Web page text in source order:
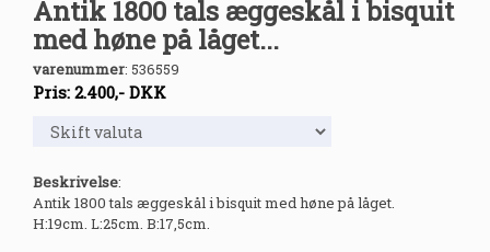
Antik 1800 tals æggeskål i bisquit
med høne på låget...
varenummer: 536559
Pris: 2.400,- DKK
Beskrivelse:
Antik 1800 tals æggeskål i bisquit med høne på låget.
H:19cm. L:25cm. B:17,5cm.